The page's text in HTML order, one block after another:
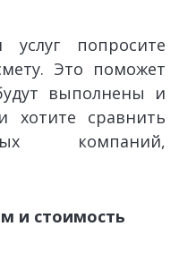
попросите
Это поможет
выполнены и
хотите сравнить
компаний,
и стоимость